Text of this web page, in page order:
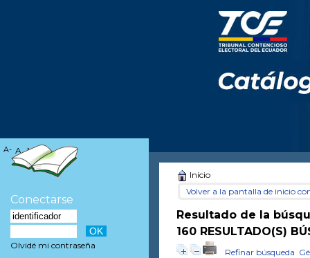
Inicio
Volver a la pantalla de inicio
Resultado de la
160 RESULTADO(S)
Refinar búsqueda
A- A A+
Conectarse
Olvidé mi contraseña